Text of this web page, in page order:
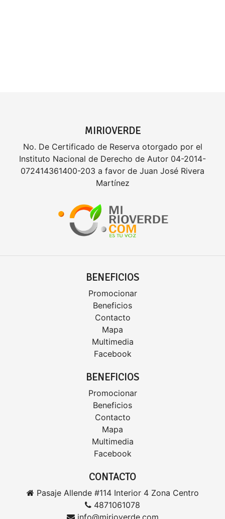
MIRIOVERDE
No. De Certificado de Reserva otorgado por el
Instituto Nacional de Derecho de Autor 04-2014-
072414361400-203 a favor de Juan José Rivera
Martínez
BENEFICIOS
Promocionar
Beneficios
Contacto
Mapa
Multimedia
Facebook
BENEFICIOS
Promocionar
Beneficios
Contacto
Mapa
Multimedia
Facebook
CONTACTO
Pasaje Allende #114 Interior 4 Zona Centro
4871061078